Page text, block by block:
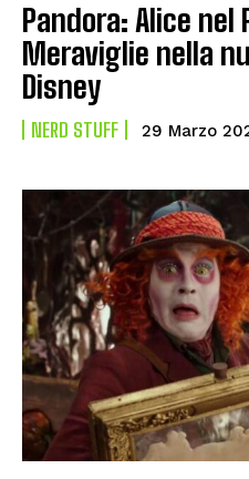
Pandora: Alice nel
Meraviglie nella
Disney
NERD STUFF 29 Marzo